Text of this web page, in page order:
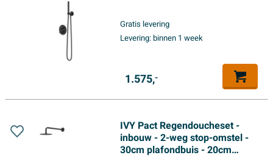
doucheslang - staafmodel
handdouche - Mat zwart PED
Gratis levering
Levering:binnen 1 week
1.575,-
IVY Pact Regendoucheset -
inbouw - 2-weg stop-omstel -
30cm plafondbuis - 20cm